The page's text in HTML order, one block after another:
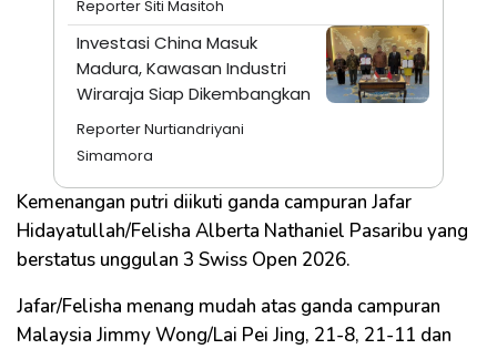
Reporter Siti Masitoh
Investasi China Masuk
Madura, Kawasan Industri
Wiraraja Siap Dikembangkan
Reporter Nurtiandriyani
Simamora
Kemenangan putri diikuti ganda campuran Jafar
Hidayatullah/Felisha Alberta Nathaniel Pasaribu yang
berstatus unggulan 3 Swiss Open 2026.
Jafar/Felisha menang mudah atas ganda campuran
Malaysia Jimmy Wong/Lai Pei Jing, 21-8, 21-11 dan